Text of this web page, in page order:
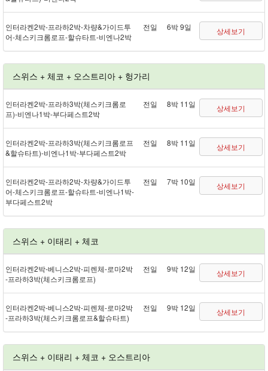
인터라켄 2박 - 프라하 2박 - 차량&가이드투
어 - 체스키크롬로프 - 할슈타트 - 비엔나 2박
전일 6박 9일 상세보기
스위스 + 체코 + 오스트리아 + 헝가리
인터라켄 2박 - 프라하 3박(체스키크롬로
프) - 비엔나 1박 - 부다페스트 2박
전일 8박 11일 상세보기
인터라켄 2박 - 프라하 3박(체스키크롬로프
&할슈타트) - 비엔나 1박 - 부다페스트 2박
전일 8박 11일 상세보기
인터라켄 2박 - 프라하 2박 - 차량&가이드투
어 - 체스키크롬로프 - 할슈타트 - 비엔나 1박 -
부다페스트 2박
전일 7박 10일 상세보기
스위스 + 이태리 + 체코
인터라켄 2박 - 베니스 2박 - 피렌체 - 로마 2박
- 프라하 3박(체스키크롬로프)
전일 9박 12일 상세보기
인터라켄 2박 - 베니스 2박 - 피렌체 - 로마 2박
- 프라하 3박(체스키크롬로프&할슈타트)
전일 9박 12일 상세보기
스위스 + 이태리 + 체코 + 오스트리아